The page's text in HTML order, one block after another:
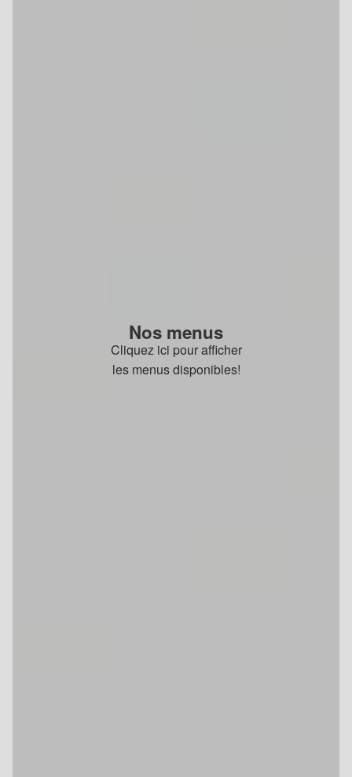
Nos menus
Cliquez ici pour afficher
les menus disponibles!